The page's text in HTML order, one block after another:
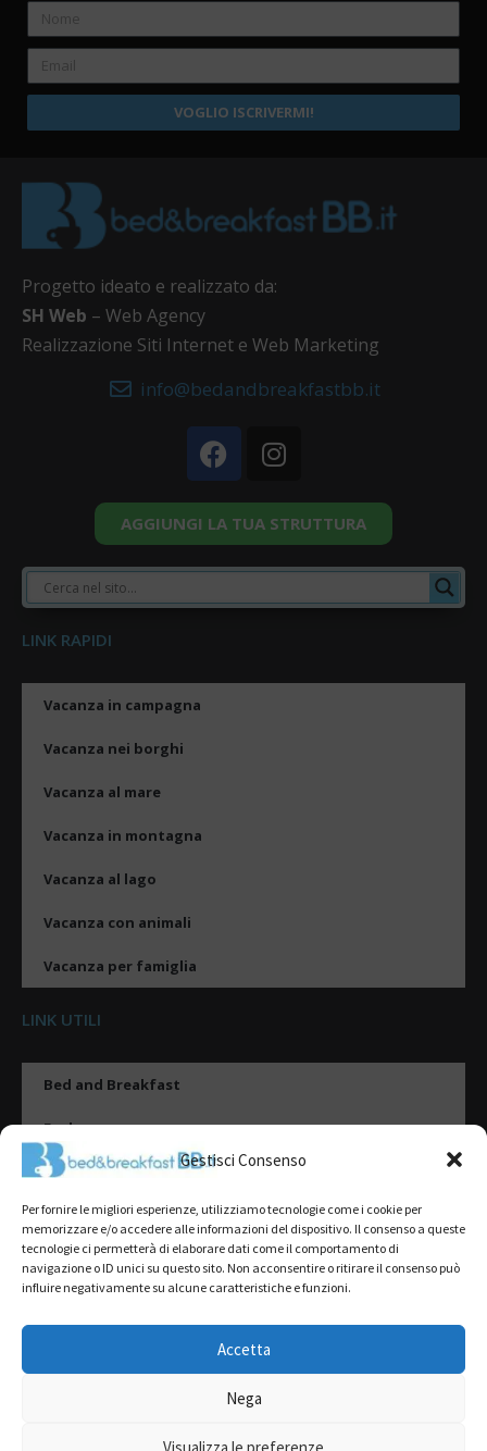
Gestisci Consenso
Per fornire le migliori esperienze, utilizziamo tecnologie come i cookie per
memorizzare e/o accedere alle informazioni del dispositivo. Il consenso a queste
tecnologie ci permetterà di elaborare dati come il comportamento di
navigazione o ID unici su questo sito. Non acconsentire o ritirare il consenso può
influire negativamente su alcune caratteristiche e funzioni.
Accetta
Nega
Visualizza le preferenze
VOGLIO ISCRIVERMI!
Progetto ideato e realizzato da:
SH Web – Web Agency
Realizzazione Siti Internet e Web Marketing
info@bedandbreakfastbb.it
AGGIUNGI LA TUA STRUTTURA
LINK RAPIDI
Vacanza in campagna
Vacanza nei borghi
Vacanza al mare
Vacanza in montagna
Vacanza al lago
Vacanza con animali
Vacanza per famiglia
LINK UTILI
Bed and Breakfast
Esplora
Tipologie di alloggio
Destinazioni
Il mio account
2022@ All Rights Reserved | Tutti i contenuti ed i diritti sono riservati, è